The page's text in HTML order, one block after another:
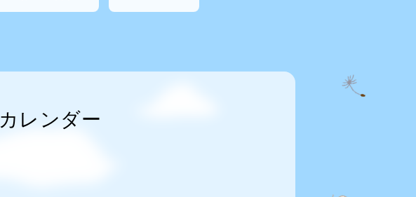
カレンダー